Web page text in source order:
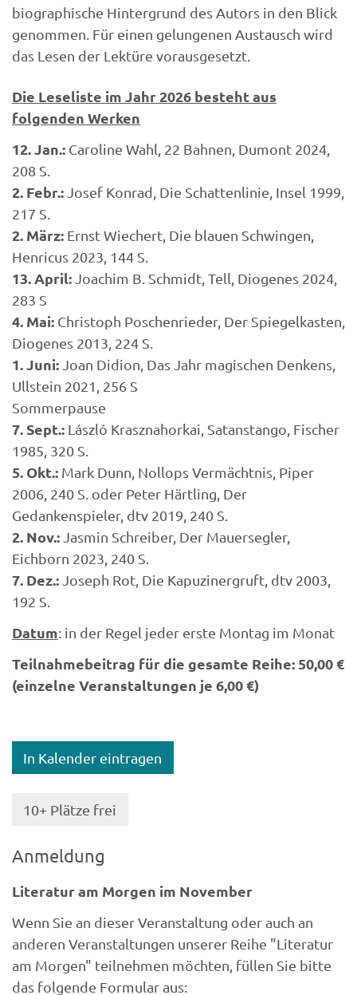
biographische Hintergrund des Autors in den Blick
genommen. Für einen gelungenen Austausch wird
das Lesen der Lektüre vorausgesetzt.
Die Leseliste im Jahr 2026 besteht aus
folgenden Werken
12. Jan.: Caroline Wahl, 22 Bahnen, Dumont 2024,
208 S.
2. Febr.: Josef Konrad, Die Schattenlinie, Insel 1999,
217 S.
2. März: Ernst Wiechert, Die blauen Schwingen,
Henricus 2023, 144 S.
13. April: Joachim B. Schmidt, Tell, Diogenes 2024,
283 S
4. Mai: Christoph Poschenrieder, Der Spiegelkasten,
Diogenes 2013, 224 S.
1. Juni: Joan Didion, Das Jahr magischen Denkens,
Ullstein 2021, 256 S
Sommerpause
7. Sept.: László Krasznahorkai, Satanstango, Fischer
1985, 320 S.
5. Okt.: Mark Dunn, Nollops Vermächtnis, Piper
2006, 240 S. oder Peter Härtling, Der
Gedankenspieler, dtv 2019, 240 S.
2. Nov.: Jasmin Schreiber, Der Mauersegler,
Eichborn 2023, 240 S.
7. Dez.: Joseph Rot, Die Kapuzinergruft, dtv 2003,
192 S.
Datum: in der Regel jeder erste Montag im Monat
Teilnahmebeitrag für die gesamte Reihe: 50,00 €
(einzelne Veranstaltungen je 6,00 €)
In Kalender eintragen
10+ Plätze frei
Anmeldung
Literatur am Morgen im November
Wenn Sie an dieser Veranstaltung oder auch an
anderen Veranstaltungen unserer Reihe "Literatur
am Morgen" teilnehmen möchten, füllen Sie bitte
das folgende Formular aus: